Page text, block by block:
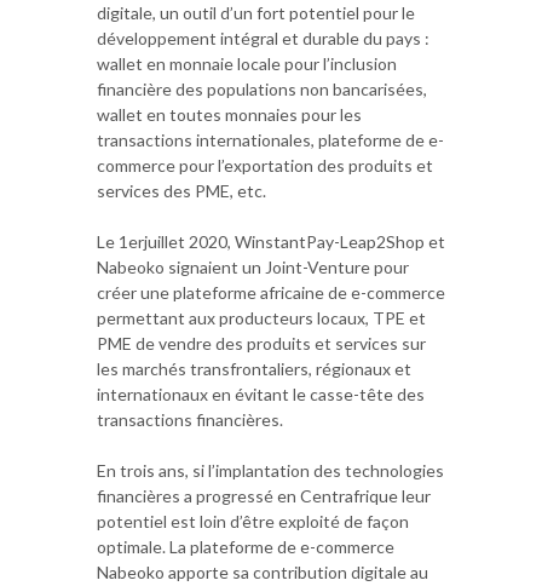
digitale, un outil d’un fort potentiel pour le
développement intégral et durable du pays :
wallet en monnaie locale pour l’inclusion
financière des populations non bancarisées,
wallet en toutes monnaies pour les
transactions internationales, plateforme de e-
commerce pour l’exportation des produits et
services des PME, etc.
Le 1erjuillet 2020, WinstantPay-Leap2Shop et
Nabeoko signaient un Joint-Venture pour
créer une plateforme africaine de e-commerce
permettant aux producteurs locaux, TPE et
PME de vendre des produits et services sur
les marchés transfrontaliers, régionaux et
internationaux en évitant le casse-tête des
transactions financières.
En trois ans, si l’implantation des technologies
financières a progressé en Centrafrique leur
potentiel est loin d’être exploité de façon
optimale. La plateforme de e-commerce
Nabeoko apporte sa contribution digitale au